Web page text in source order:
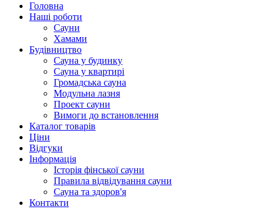
Головна
Наші роботи
Сауни
Хамами
Будівництво
Сауна у будинку
Сауна у квартирі
Громадська сауна
Модульна лазня
Проект сауни
Вимоги до встановлення
Каталог товарів
Ціни
Відгуки
Інформація
Історія фінської сауни
Правила відвідування сауни
Сауна та здоров'я
Контакти